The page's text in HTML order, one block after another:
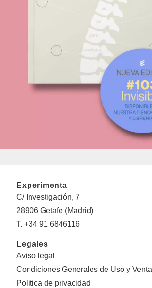
Experimenta
C/ Investigación, 7
28906 Getafe (Madrid)
T. +34 91 6846116
Legales
Aviso legal
Condiciones Generales de Uso y Venta
Politica de privacidad